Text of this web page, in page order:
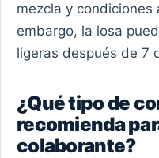
mezcla y condiciones
embargo, la losa
ligeras después de 7
¿Qué tipo de
recomienda
colaborante?